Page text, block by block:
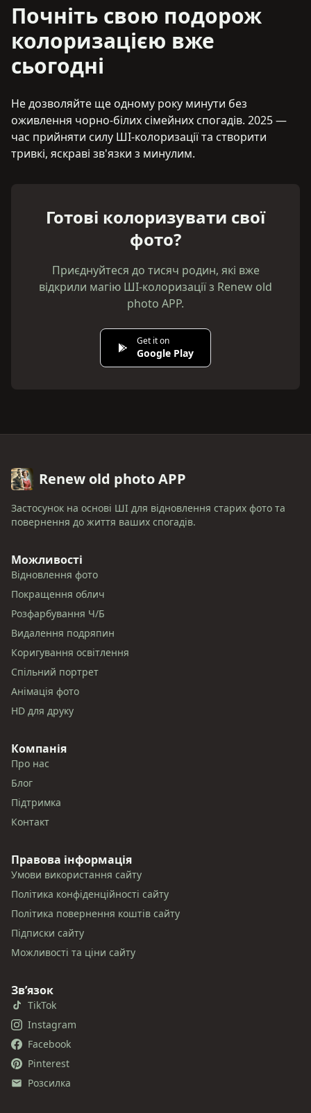
Почніть свою подорож
колоризацією вже
сьогодні
Не дозволяйте ще одному року минути без
оживлення чорно-білих сімейних спогадів. 2025 —
час прийняти силу ШІ-колоризації та створити
тривкі, яскраві зв'язки з минулим.
Готові колоризувати свої
фото?
Приєднуйтеся до тисяч родин, які вже
відкрили магію ШІ-колоризації з Renew old
photo APP.
Get it on
Google Play
Renew old photo APP
Застосунок на основі ШІ для відновлення старих фото та
повернення до життя ваших спогадів.
Можливості
Відновлення фото
Покращення облич
Розфарбування Ч/Б
Видалення подряпин
Коригування освітлення
Спільний портрет
Анімація фото
HD для друку
Компанія
Про нас
Блог
Підтримка
Контакт
Правова інформація
Умови використання сайту
Політика конфіденційності сайту
Політика повернення коштів сайту
Підписки сайту
Можливості та ціни сайту
Звʼязок
TikTok
Instagram
Facebook
Pinterest
Розсилка